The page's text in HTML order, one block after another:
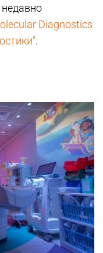
Diagnostics
.